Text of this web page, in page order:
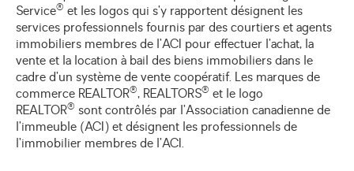
Service® et les logos qui s’y rapportent désignent les
services professionnels fournis par des courtiers et agents
immobiliers membres de l’ACI pour effectuer l’achat, la
vente et la location à bail des biens immobiliers dans le
cadre d’un système de vente coopératif. Les marques de
commerce REALTOR®, REALTORS® et le logo
REALTOR® sont contrôlés par l’Association canadienne de
l’immeuble (ACI) et désignent les professionnels de
l’immobilier membres de l’ACI.